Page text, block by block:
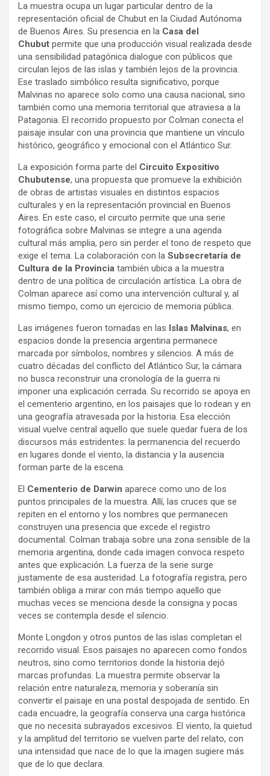
La muestra ocupa un lugar particular dentro de la
representación oficial de Chubut en la Ciudad Autónoma
de Buenos Aires. Su presencia en la Casa del
Chubut permite que una producción visual realizada desde
una sensibilidad patagónica dialogue con públicos que
circulan lejos de las islas y también lejos de la provincia.
Ese traslado simbólico resulta significativo, porque
Malvinas no aparece solo como una causa nacional, sino
también como una memoria territorial que atraviesa a la
Patagonia. El recorrido propuesto por Colman conecta el
paisaje insular con una provincia que mantiene un vínculo
histórico, geográfico y emocional con el Atlántico Sur.
La exposición forma parte del Circuito Expositivo
Chubutense, una propuesta que promueve la exhibición
de obras de artistas visuales en distintos espacios
culturales y en la representación provincial en Buenos
Aires. En este caso, el circuito permite que una serie
fotográfica sobre Malvinas se integre a una agenda
cultural más amplia, pero sin perder el tono de respeto que
exige el tema. La colaboración con la Subsecretaría de
Cultura de la Provincia también ubica a la muestra
dentro de una política de circulación artística. La obra de
Colman aparece así como una intervención cultural y, al
mismo tiempo, como un ejercicio de memoria pública.
Las imágenes fueron tomadas en las Islas Malvinas, en
espacios donde la presencia argentina permanece
marcada por símbolos, nombres y silencios. A más de
cuatro décadas del conflicto del Atlántico Sur, la cámara
no busca reconstruir una cronología de la guerra ni
imponer una explicación cerrada. Su recorrido se apoya en
el cementerio argentino, en los paisajes que lo rodean y en
una geografía atravesada por la historia. Esa elección
visual vuelve central aquello que suele quedar fuera de los
discursos más estridentes: la permanencia del recuerdo
en lugares donde el viento, la distancia y la ausencia
forman parte de la escena.
El Cementerio de Darwin aparece como uno de los
puntos principales de la muestra. Allí, las cruces que se
repiten en el entorno y los nombres que permanecen
construyen una presencia que excede el registro
documental. Colman trabaja sobre una zona sensible de la
memoria argentina, donde cada imagen convoca respeto
antes que explicación. La fuerza de la serie surge
justamente de esa austeridad. La fotografía registra, pero
también obliga a mirar con más tiempo aquello que
muchas veces se menciona desde la consigna y pocas
veces se contempla desde el silencio.
Monte Longdon y otros puntos de las islas completan el
recorrido visual. Esos paisajes no aparecen como fondos
neutros, sino como territorios donde la historia dejó
marcas profundas. La muestra permite observar la
relación entre naturaleza, memoria y soberanía sin
convertir el paisaje en una postal despojada de sentido. En
cada encuadre, la geografía conserva una carga histórica
que no necesita subrayados excesivos. El viento, la quietud
y la amplitud del territorio se vuelven parte del relato, con
una intensidad que nace de lo que la imagen sugiere más
que de lo que declara.